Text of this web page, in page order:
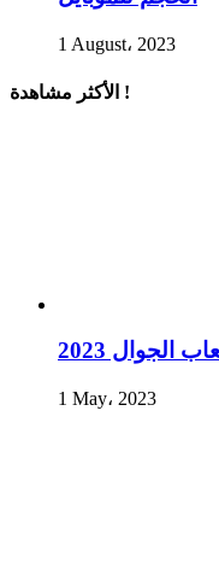
1 August، 2023
الأكثر مشاهدة !
1 May، 2023